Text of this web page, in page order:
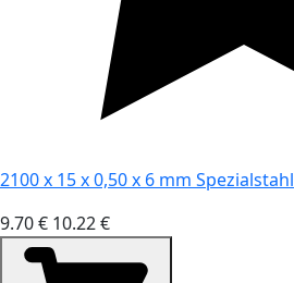
2100 x 15 x 0,50 x 6 mm Spezialstahl
9.70 € 10.22 €